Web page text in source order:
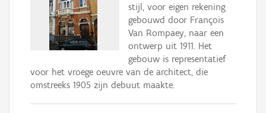
stijl, voor eigen rekening
gebouwd door François
Van Rompaey, naar een
ontwerp uit 1911. Het
gebouw is representatief
voor het vroege oeuvre van de architect, die
omstreeks 1905 zijn debuut maakte.